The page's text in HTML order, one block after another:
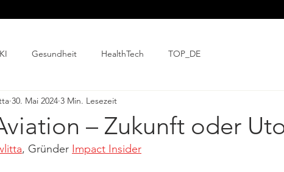
KI Gesundheit HealthTech TOP_DE
– Zukunft oder
30. Mai 2024 3 Min. Lesezeit
, Gründer Impact Insider